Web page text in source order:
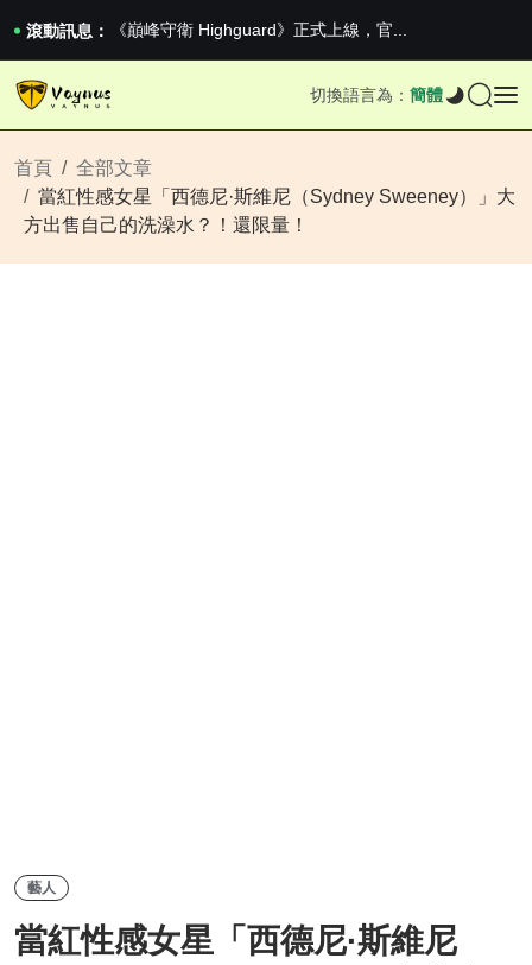
滾動訊息：
iPhone 16e 釋出，蘋果你不要太離譜
2026澳網男單收官：全滿貫對上全滿亞，德約...
《巔峰守衛 Highguard》正式上線，官...
切換語言為： 簡體
首頁
全部文章
當紅性感女星「西德尼·斯維尼（Sydney Sweeney）」大
方出售自己的洗澡水？！還限量！
藝人
當紅性感女星「西德尼·斯維尼